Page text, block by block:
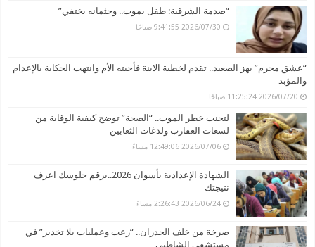
“صدمة الشرقية: طفل يموت.. وجثمانه يختفي”
2026/07/30 9:41:55 صباحًا
“عشق محرم” يهز الصعيد.. تقدم لخطبة الابنة فأحبته الأم وانتهت الحكاية بالإعدام
والمؤبد
2026/07/20 11:25:24 صباحًا
لتجنب خطر الموت.. “الصحة” توضح كيفية الوقاية من
لسعات العقارب ولدغات الثعابين
2026/07/06 12:49:06 مساءً
الشهادة الإعدادية بأسوان 2026..برقم جلوسك اعرف
نتيجتك
2026/06/24 2:26:43 مساءً
صرخة من خلف الجدران.. “رعب وعمليات بلا تخدير” في
مستشفى الشاطبي